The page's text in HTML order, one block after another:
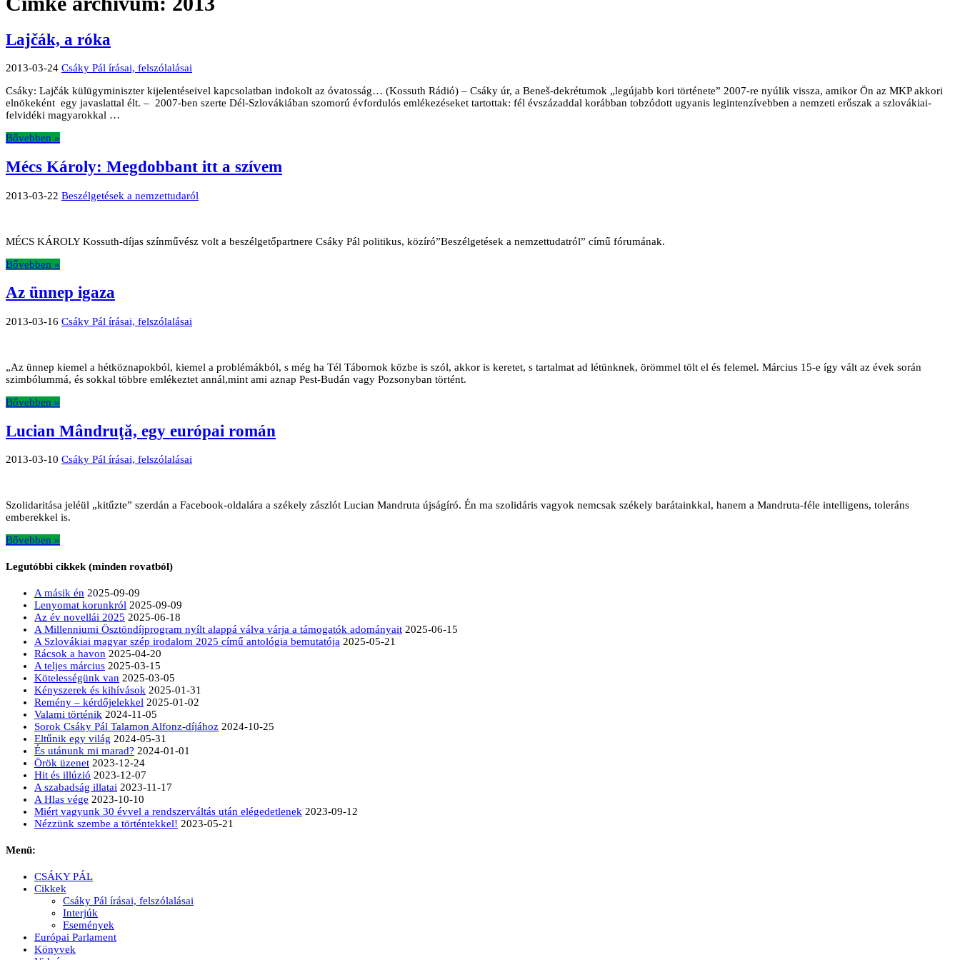
Lajčák, a róka
2013-03-24 Csáky Pál írásai, felszólalásai
Csáky: Lajčák külügyminiszter kijelentéseivel kapcsolatban indokolt az óvatosság… (Kossuth Rádió) – Csáky úr, a Beneš-dekrétumok „legújabb kori története” 2007-re nyúlik vissza, amikor Ön az MKP akkori
elnökeként egy javaslattal élt. – 2007-ben szerte Dél-Szlovákiában szomorú évfordulós emlékezéseket tartottak: fél évszázaddal korábban tobzódott ugyanis legintenzívebben a nemzeti erőszak a szlovákiai-
felvidéki magyarokkal …
Bővebben »
Mécs Károly: Megdobbant itt a szívem
2013-03-22 Beszélgetések a nemzettudaról
MÉCS KÁROLY Kossuth-díjas színművész volt a beszélgetőpartnere Csáky Pál politikus, közíró”Beszélgetések a nemzettudatról” című fórumának.
Bővebben »
Az ünnep igaza
2013-03-16 Csáky Pál írásai, felszólalásai
„Az ünnep kiemel a hétköznapokból, kiemel a problémákból, s még ha Tél Tábornok közbe is szól, akkor is keretet, s tartalmat ad létünknek, örömmel tölt el és felemel. Március 15-e így vált az évek során
szimbólummá, és sokkal többre emlékeztet annál,mint ami aznap Pest-Budán vagy Pozsonyban történt.
Bővebben »
Lucian Mândruţă, egy európai román
2013-03-10 Csáky Pál írásai, felszólalásai
Szolidaritása jeléül „kitűzte” szerdán a Facebook-oldalára a székely zászlót Lucian Mandruta újságíró. Én ma szolidáris vagyok nemcsak székely barátainkkal, hanem a Mandruta-féle intelligens, toleráns
emberekkel is.
Bővebben »
Legutóbbi cikkek (minden rovatból)
A másik én 2025-09-09
Lenyomat korunkról 2025-09-09
Az év novellái 2025 2025-06-18
A Millenniumi Ösztöndíjprogram nyílt alappá válva várja a támogatók adományait 2025-06-15
A Szlovákiai magyar szép irodalom 2025 című antológia bemutatója 2025-05-21
Rácsok a havon 2025-04-20
A teljes március 2025-03-15
Kötelességünk van 2025-03-05
Kényszerek és kihívások 2025-01-31
Remény – kérdőjelekkel 2025-01-02
Valami történik 2024-11-05
Sorok Csáky Pál Talamon Alfonz-díjához 2024-10-25
Eltűnik egy világ 2024-05-31
És utánunk mi marad? 2024-01-01
Örök üzenet 2023-12-24
Hit és illúzió 2023-12-07
A szabadság illatai 2023-11-17
A Hlas vége 2023-10-10
Miért vagyunk 30 évvel a rendszerváltás után elégedetlenek 2023-09-12
Nézzünk szembe a történtekkel! 2023-05-21
Menü:
CSÁKY PÁL
Cikkek
Csáky Pál írásai, felszólalásai
Interjúk
Események
Európai Parlament
Könyvek